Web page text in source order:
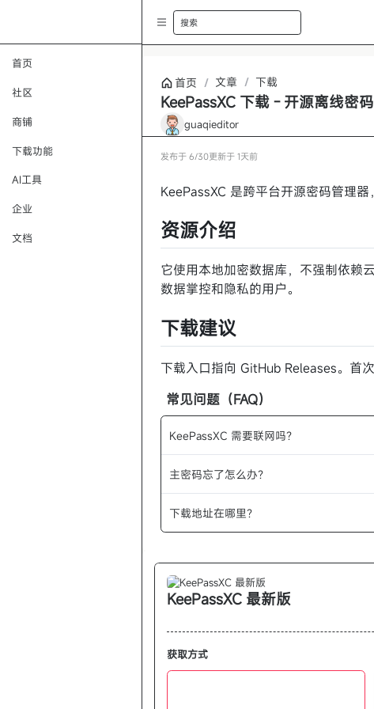
首页
社区
商铺
下载功能
AI工具
企业
文档
搜索
首页 / 文章 / 下载
KeePassXC 下载 - 开源离线密
guaqieditor
发布于 6/30更新于 1天前
KeePassXC 是跨平台开源密码管理
资源介绍
它使用本地加密数据库，不强制依赖
数据掌控和隐私的用户。
下载建议
下载入口指向 GitHub Releases。首
常见问题（FAQ）
KeePassXC 需要联网吗？
主密码忘了怎么办？
下载地址在哪里？
KeePassXC 最新版
获取方式